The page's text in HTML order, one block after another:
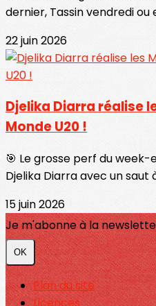
dernier, Tassin vendredi ou
22 juin 2026
Djelika Diarra réalise
Monde U20 !
🎯 Le grosse perf du
Djelika Diarra avec un saut
15 juin 2026
Je m'abonne à la
OK
Plan du site